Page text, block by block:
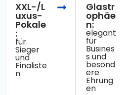
XXL-/L
uxus-
Pokale
:
für
Sieger
und
Finaliste
n
Glastr
ophäe
n:
elegant
für
Busines
s und
besond
ere
Ehrung
en